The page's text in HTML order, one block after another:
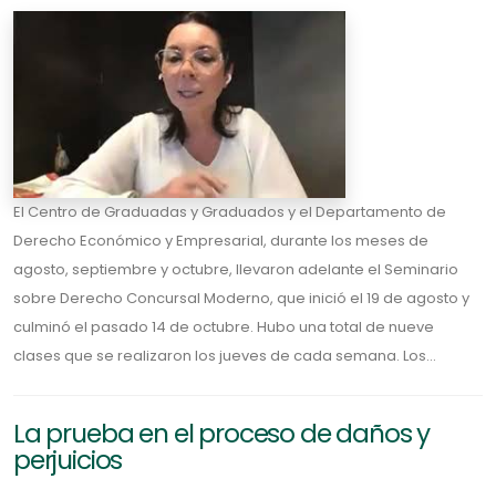
El Centro de Graduadas y Graduados y el Departamento de
Derecho Económico y Empresarial, durante los meses de
agosto, septiembre y octubre, llevaron adelante el Seminario
sobre Derecho Concursal Moderno, que inició el 19 de agosto y
culminó el pasado 14 de octubre. Hubo una total de nueve
clases que se realizaron los jueves de cada semana. Los...
La prueba en el proceso de daños y
perjuicios